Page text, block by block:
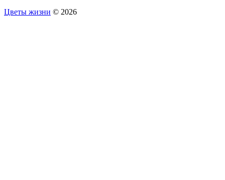
Цветы жизни © 2026